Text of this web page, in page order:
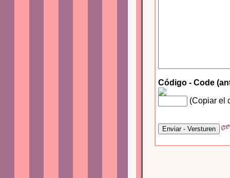
Código - Code
(Copiar el